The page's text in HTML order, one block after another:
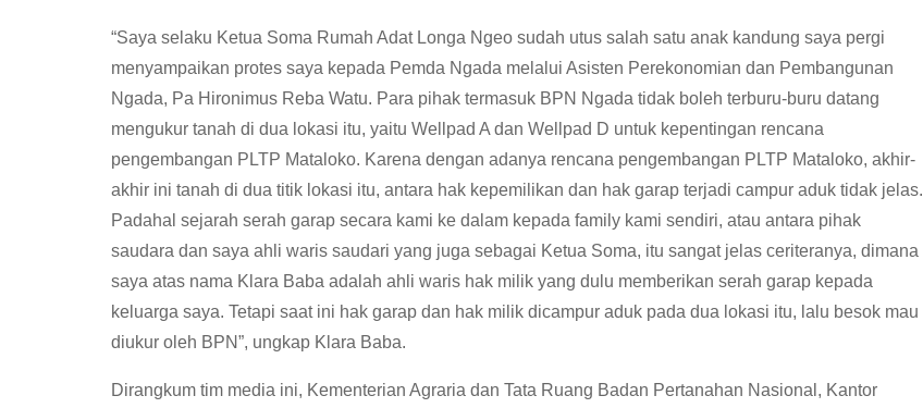
“Saya selaku Ketua Soma Rumah Adat Longa Ngeo sudah utus salah satu anak kandung saya pergi
menyampaikan protes saya kepada Pemda Ngada melalui Asisten Perekonomian dan Pembangunan
Ngada, Pa Hironimus Reba Watu. Para pihak termasuk BPN Ngada tidak boleh terburu-buru datang
mengukur tanah di dua lokasi itu, yaitu Wellpad A dan Wellpad D untuk kepentingan rencana
pengembangan PLTP Mataloko. Karena dengan adanya rencana pengembangan PLTP Mataloko, akhir-
akhir ini tanah di dua titik lokasi itu, antara hak kepemilikan dan hak garap terjadi campur aduk tidak jelas.
Padahal sejarah serah garap secara kami ke dalam kepada family kami sendiri, atau antara pihak
saudara dan saya ahli waris saudari yang juga sebagai Ketua Soma, itu sangat jelas ceriteranya, dimana
saya atas nama Klara Baba adalah ahli waris hak milik yang dulu memberikan serah garap kepada
keluarga saya. Tetapi saat ini hak garap dan hak milik dicampur aduk pada dua lokasi itu, lalu besok mau
diukur oleh BPN”, ungkap Klara Baba.
Dirangkum tim media ini, Kementerian Agraria dan Tata Ruang Badan Pertanahan Nasional, Kantor